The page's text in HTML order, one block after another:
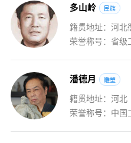
多山岭 民族
籍贯地址：河北
荣誉称号：省级
潘德月 雕塑
籍贯地址：河北
荣誉称号：中国